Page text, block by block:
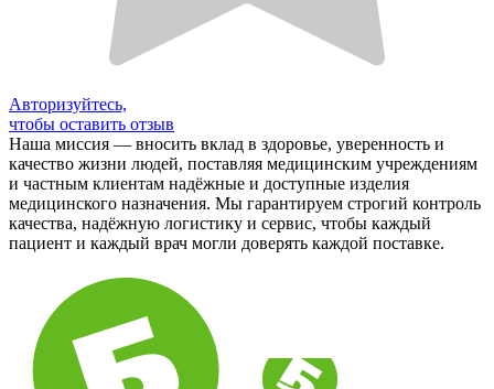
Авторизуйтесь,
чтобы оставить отзыв
Наша миссия — вносить вклад в здоровье, уверенность и
качество жизни людей, поставляя медицинским учреждениям
и частным клиентам надёжные и доступные изделия
медицинского назначения. Мы гарантируем строгий контроль
качества, надёжную логистику и сервис, чтобы каждый
пациент и каждый врач могли доверять каждой поставке.